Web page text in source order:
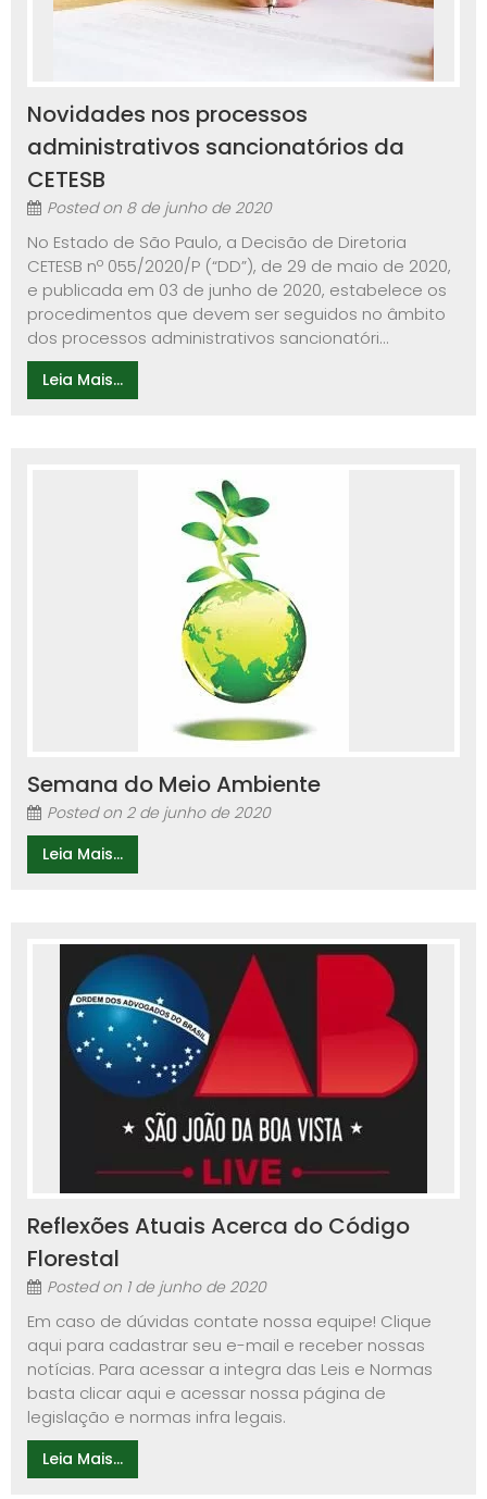
Novidades nos processos
administrativos sancionatórios da
CETESB
Posted on 8 de junho de 2020
No Estado de São Paulo, a Decisão de Diretoria
CETESB nº 055/2020/P (“DD”), de 29 de maio de 2020,
e publicada em 03 de junho de 2020, estabelece os
procedimentos que devem ser seguidos no âmbito
dos processos administrativos sancionatóri...
Leia Mais...
Semana do Meio Ambiente
Posted on 2 de junho de 2020
Leia Mais...
Reflexões Atuais Acerca do Código
Florestal
Posted on 1 de junho de 2020
Em caso de dúvidas contate nossa equipe! Clique
aqui para cadastrar seu e-mail e receber nossas
notícias. Para acessar a integra das Leis e Normas
basta clicar aqui e acessar nossa página de
legislação e normas infra legais.
Leia Mais...